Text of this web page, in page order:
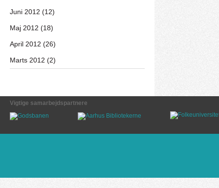
Juni 2012 (12)
Maj 2012 (18)
April 2012 (26)
Marts 2012 (2)
Vigtige samarbejdspartnere